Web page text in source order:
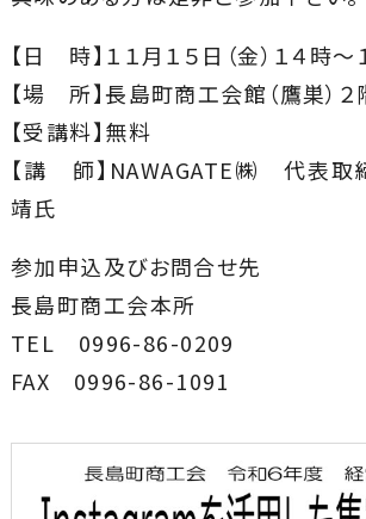
【日 時】１１月１５日（金）１４時～
【場 所】長島町商工会館（鷹巣）
【受講料】無料
【講 師】NAWAGATE㈱ 代表
靖氏
参加申込及びお問合せ先
長島町商工会本所
TEL 0996-86-0209
FAX 0996-86-1091